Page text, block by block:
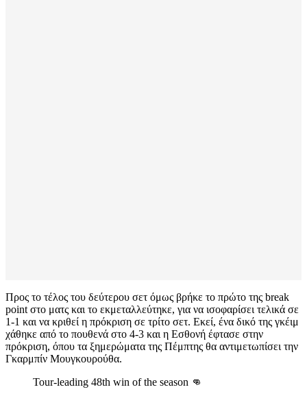
Προς το τέλος του δεύτερου σετ όμως βρήκε το πρώτο της break
point στο ματς και το εκμεταλλεύτηκε, για να ισοφαρίσει τελικά σε
1-1 και να κριθεί η πρόκριση σε τρίτο σετ. Εκεί, ένα δικό της γκέιμ
χάθηκε από το πουθενά στο 4-3 και η Εσθονή έφτασε στην
πρόκριση, όπου τα ξημερώματα της Πέμπτης θα αντιμετωπίσει την
Γκαρμπίν Μουγκουρούθα.
Tour-leading 48th win of the season 👊